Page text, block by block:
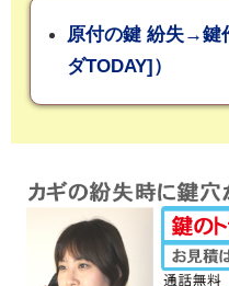
原付の鍵 紛失→鍵
ダTODAY]）